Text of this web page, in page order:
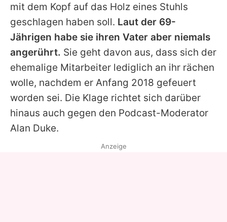
mit dem Kopf auf das Holz eines Stuhls
geschlagen haben soll. Laut der 69-
Jährigen habe sie ihren Vater aber niemals
angerührt. Sie geht davon aus, dass sich der
ehemalige Mitarbeiter lediglich an ihr rächen
wolle, nachdem er Anfang 2018 gefeuert
worden sei. Die Klage richtet sich darüber
hinaus auch gegen den Podcast-Moderator
Alan Duke.
Anzeige